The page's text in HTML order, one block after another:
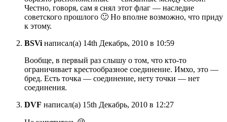
Честно, говоря, сам я снял этот флаг — наследие
советского прошлого 🙂 Но вполне возможно, что приду
к этому.
BSVi написал(а) 14th Декабрь, 2010 в 10:59
Вообще, в первый раз слышу о том, что кто-то
ограничивает крестообразное соединение. Имхо, это —
бред. Есть точка — соединение, нету точки — нет
соединения.
DVF написал(а) 15th Декабрь, 2010 в 12:27